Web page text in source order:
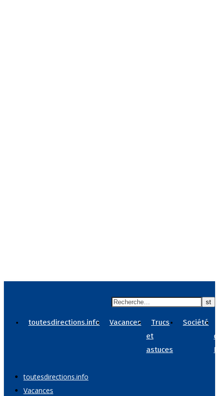
toutesdirections.info Vacances
Trucs
et
astuces
Société
toutesdirections.info
Vacances